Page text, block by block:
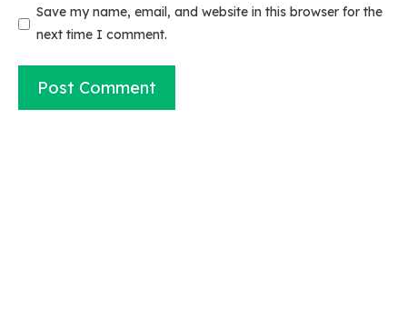
Save my name, email, and website in this browser for the
next time I comment.